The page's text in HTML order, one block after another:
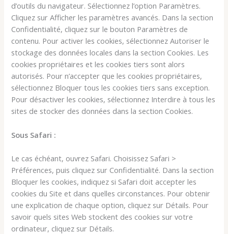
d’outils du navigateur. Sélectionnez l’option Paramètres.
Cliquez sur Afficher les paramètres avancés. Dans la section
Confidentialité, cliquez sur le bouton Paramètres de
contenu. Pour activer les cookies, sélectionnez Autoriser le
stockage des données locales dans la section Cookies. Les
cookies propriétaires et les cookies tiers sont alors
autorisés. Pour n’accepter que les cookies propriétaires,
sélectionnez Bloquer tous les cookies tiers sans exception.
Pour désactiver les cookies, sélectionnez Interdire à tous les
sites de stocker des données dans la section Cookies.
Sous Safari :
Le cas échéant, ouvrez Safari. Choisissez Safari >
Préférences, puis cliquez sur Confidentialité. Dans la section
Bloquer les cookies, indiquez si Safari doit accepter les
cookies du Site et dans quelles circonstances. Pour obtenir
une explication de chaque option, cliquez sur Détails. Pour
savoir quels sites Web stockent des cookies sur votre
ordinateur, cliquez sur Détails.